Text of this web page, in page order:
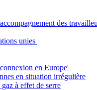
des
unies
en Europe'
en situation irrégulière
à effet de serre